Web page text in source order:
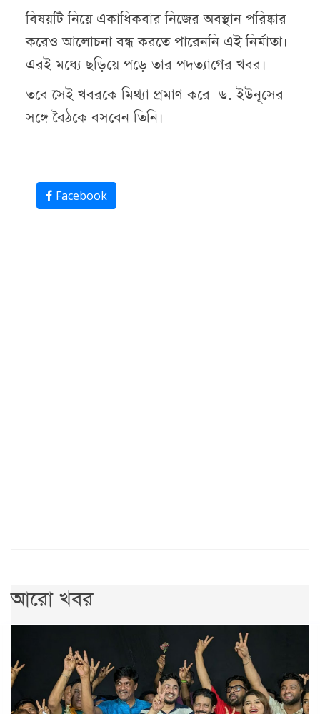
বিষয়টি নিয়ে একাধিকবার নিজের অবস্থান পরিষ্কার
করেও আলোচনা বন্ধ করতে পারেননি এই নির্মাতা।
এরই মধ্যে ছড়িয়ে পড়ে তার পদত্যাগের খবর।
তবে সেই খবরকে মিথ্যা প্রমাণ করে ড. ইউনূসের
সঙ্গে বৈঠকে বসবেন তিনি।
Facebook
আরো খবর